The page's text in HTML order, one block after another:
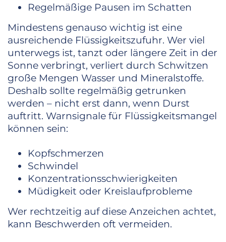
Regelmäßige Pausen im Schatten
Mindestens genauso wichtig ist eine
ausreichende Flüssigkeitszufuhr. Wer viel
unterwegs ist, tanzt oder längere Zeit in der
Sonne verbringt, verliert durch Schwitzen
große Mengen Wasser und Mineralstoffe.
Deshalb sollte regelmäßig getrunken
werden – nicht erst dann, wenn Durst
auftritt. Warnsignale für Flüssigkeitsmangel
können sein:
Kopfschmerzen
Schwindel
Konzentrationsschwierigkeiten
Müdigkeit oder Kreislaufprobleme
Wer rechtzeitig auf diese Anzeichen achtet,
kann Beschwerden oft vermeiden.